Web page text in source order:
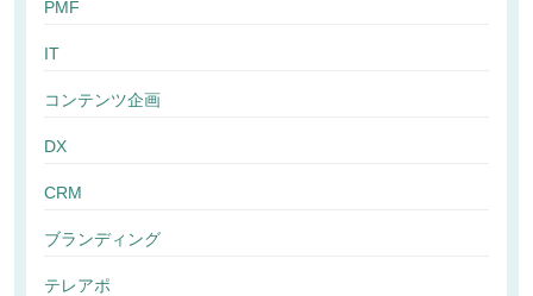
PMF
IT
コンテンツ企画
DX
CRM
ブランディング
テレアポ